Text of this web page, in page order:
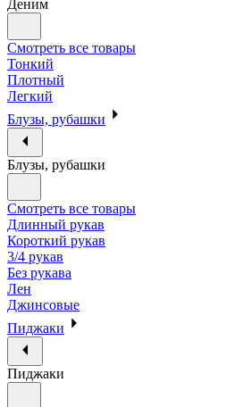
Деним
Смотреть все товары
Тонкий
Плотный
Легкий
Блузы, рубашки
Блузы, рубашки
Смотреть все товары
Длинный рукав
Короткий рукав
3/4 рукав
Без рукава
Лен
Джинсовые
Пиджаки
Пиджаки